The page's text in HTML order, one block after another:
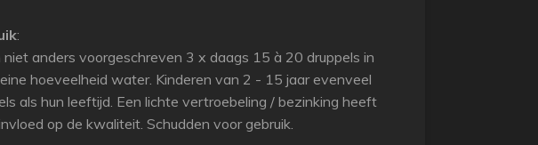
:
niet anders voorgeschreven 3 x daags 15 à 20 druppels in
hoeveelheid water. Kinderen van 2 - 15 jaar evenveel
als hun leeftijd. Een lichte vertroebeling / bezinking heeft
op de kwaliteit. Schudden voor gebruik.